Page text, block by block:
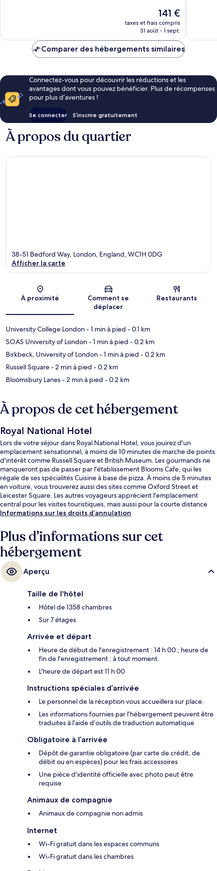
Le
nouveau
prix
de
141 €
taxes et frais compris
31 août - 1 sept.
Comparer des hébergements similaires
Connectez-vous pour découvrir les réductions et les
avantages dont vous pouvez bénéficier. Plus de récompenses
pour plus d’aventures !
Se connecter S’inscrire gratuitement
À propos du quartier
Carte
38-51 Bedford Way, London, England, WC1H 0DG
Afficher la carte
À proximité
Comment se
déplacer
Restaurants
University College London- 1 min à pied - 0.1 km
SOAS University of London- 1 min à pied - 0.2 km
Birkbeck, University of London- 1 min à pied - 0.2 km
Russell Square- 2 min à pied - 0.2 km
Bloomsbury Lanes- 2 min à pied - 0.2 km
À propos de cet hébergement
Royal National Hotel
Lors de votre séjour dans Royal National Hotel, vous jouirez d'un
emplacement sensationnel, à moins de 10 minutes de marche de points
d'intérêt comme Russell Square et British Museum. Les gourmands ne
manqueront pas de passer par l'établissement Blooms Cafe, qui les
régale de ses spécialités Cuisine à base de pizza. À moins de 5 minutes
en voiture, vous trouverez aussi des sites comme Oxford Street et
Leicester Square. Les autres voyageurs apprécient l'emplacement
central pour les visites touristiques, mais aussi pour la courte distance
par rapport aux transports publics : Station de métro Russell Square se
Informations sur les droits d’annulation
Plus d’informations sur cet
hébergement
Aperçu
Taille de l'hôtel
Hôtel de 1358 chambres
Sur 7 étages
Arrivée et départ
Heure de début de l'enregistrement : 14 h 00 ; heure de
fin de l'enregistrement : à tout moment.
L'heure de départ est 11 h 00
Instructions spéciales d’arrivée
Le personnel de la réception vous accueillera sur place.
Les informations fournies par l’hébergement peuvent être
traduites à l’aide d’outils de traduction automatique
Obligatoire à l’arrivée
Dépôt de garantie obligatoire (par carte de crédit, de
débit ou en espèces) pour les frais accessoires
Une pièce d'identité officielle avec photo peut être
requise
Animaux de compagnie
Animaux de compagnie non admis
Internet
Wi-Fi gratuit dans les espaces communs
Wi-Fi gratuit dans les chambres